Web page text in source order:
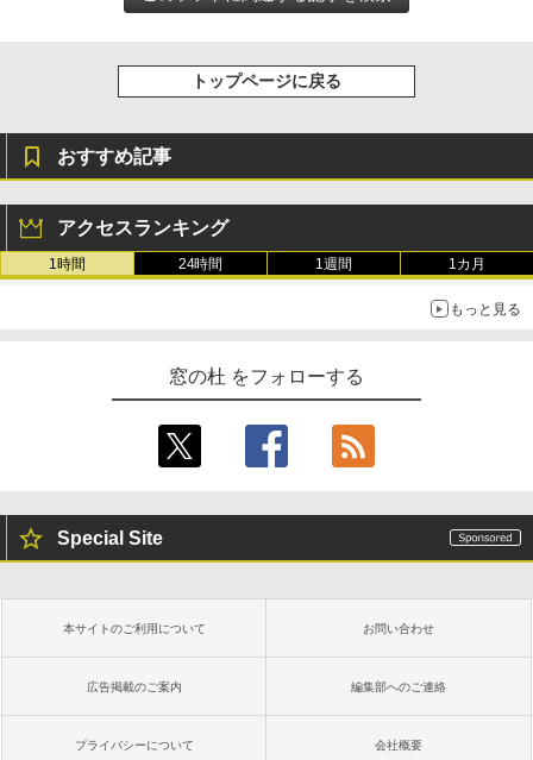
11インチカラーディスプレイ、64GBスト
き、グラファイト
トップページに戻る
おすすめ記事
アクセスランキング
1時間 24時間 1週間 1カ月
もっと見る
窓の杜 をフォローする
Special Site
本サイトのご利用について お問い合わせ
広告掲載のご案内 編集部へのご連絡
プライバシーについて 会社概要